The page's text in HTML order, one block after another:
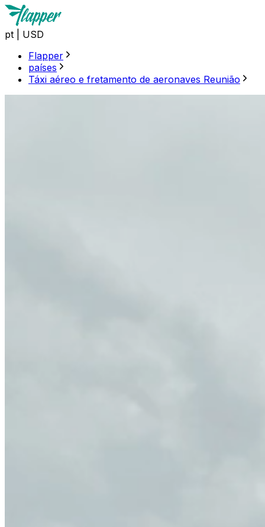
pt
USD
Flapper
países
Táxi aéreo e fretamento de aeronaves Reunião